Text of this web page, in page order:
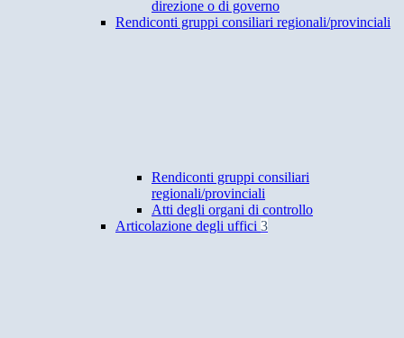
direzione o di governo
Rendiconti gruppi consiliari regionali/provinciali
Rendiconti gruppi consiliari
regionali/provinciali
Atti degli organi di controllo
Articolazione degli uffici 3